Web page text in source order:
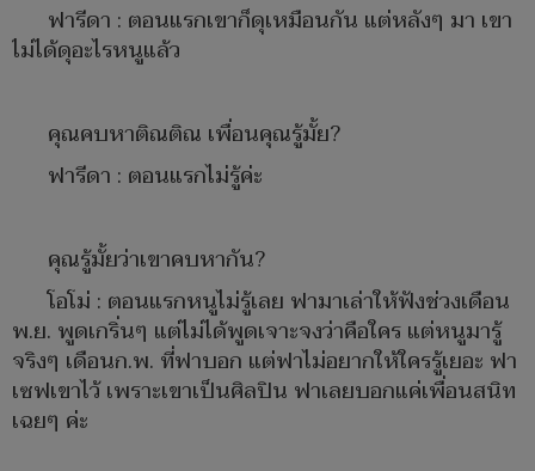
ฟารีดา : ตอนแรกเขาก็ดุเหมือนกัน แต่หลังๆ มา เขา
ไม่ได้ดุอะไรหนูแล้ว
คุณคบหาติณติณ เพื่อนคุณรู้มั้ย?
ฟารีดา : ตอนแรกไม่รู้ค่ะ
คุณรู้มั้ยว่าเขาคบหากัน?
โอโม่ : ตอนแรกหนูไม่รู้เลย ฟามาเล่าให้ฟังช่วงเดือน
พ.ย. พูดเกริ่นๆ แต่ไม่ได้พูดเจาะจงว่าคือใคร แต่หนูมารู้
จริงๆ เดือนก.พ. ที่ฟาบอก แต่ฟาไม่อยากให้ใครรู้เยอะ ฟา
เซฟเขาไว้ เพราะเขาเป็นศิลปิน ฟาเลยบอกแค่เพื่อนสนิท
เฉยๆ ค่ะ